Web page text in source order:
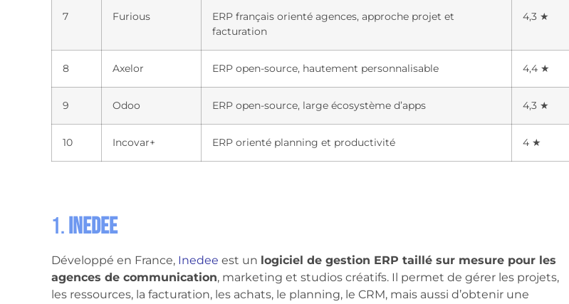
7 Furious
ERP français orienté agences, approche projet et
facturation
4,3 ★
8 Axelor ERP open-source, hautement personnalisable 4,4 ★
9 Odoo ERP open-source, large écosystème d’apps 4,3 ★
10 Incovar+ ERP orienté planning et productivité 4 ★
1.Inedee
Développé en France, Inedee est un logiciel de gestion ERP taillé sur mesure pour les
agences de communication, marketing et studios créatifs. Il permet de gérer les projets,
les ressources, la facturation, les achats, le planning, le CRM, mais aussi d’obtenir une